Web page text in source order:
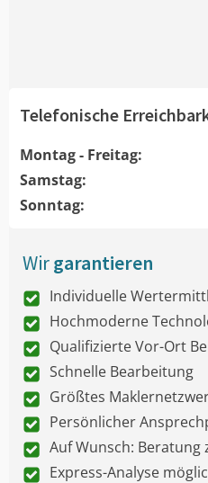
Telefonische
Montag - Freitag:
Samstag:
Sonntag:
Wirgarantieren
Individuelle
Hochmoderne
Qualifizierte Vor-Ort
Schnelle Bearbeitung
Größtes
Persönlicher
Auf Wunsch: Beratung
Express-Analyse